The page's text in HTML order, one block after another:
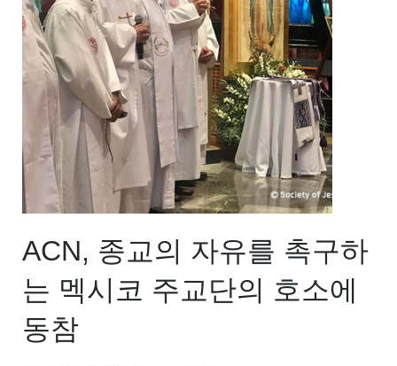
ACN, 종교의 자유를 촉구하
는 멕시코 주교단의 호소에
동참